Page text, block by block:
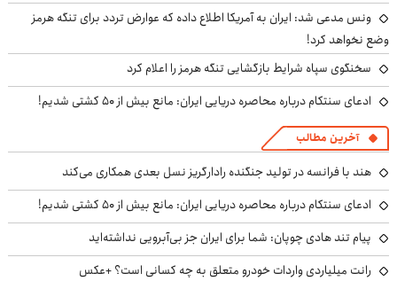
ونس مدعی شد: ایران به آمریکا اطلاع داده که عوارض تردد برای تنگه هرمز
وضع نخواهد کرد!
سخنگوی سپاه شرایط بازگشایی تنگه هرمز را اعلام کرد
ادعای سنتکام درباره محاصره دریایی ایران: مانع بیش از ۵۰ کشتی شدیم!
آخرین مطالب
هند با فرانسه در تولید جنگنده رادارگریز نسل بعدی همکاری می‌کند
ادعای سنتکام درباره محاصره دریایی ایران: مانع بیش از ۵۰ کشتی شدیم!
پیام تند هادی چوپان: شما برای ایران جز بی‌آبرویی نداشته‌اید
رانت میلیاردی واردات خودرو متعلق به چه کسانی است؟ +عکس